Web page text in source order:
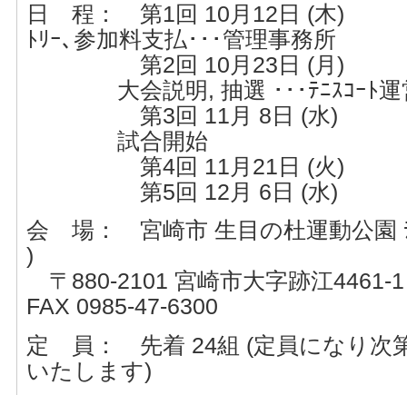
日 程： 第1回 10月12日 (
ﾄﾘｰ､参加料支払･･･管理事務所
第2回 10月23日 (月
大会説明, 抽選 ･･･ﾃﾆｽｺｰﾄ運
第3回 11月 8日 (水)
試合開始
第4回 11月21日 (火)
第5回 12月 6日 (水)
会 場： 宮崎市 生目の杜運動公園
)
〒880-2101 宮崎市大字跡江4461-
FAX 0985-47-6300
定 員： 先着 24組 (定員になり次
いたします)